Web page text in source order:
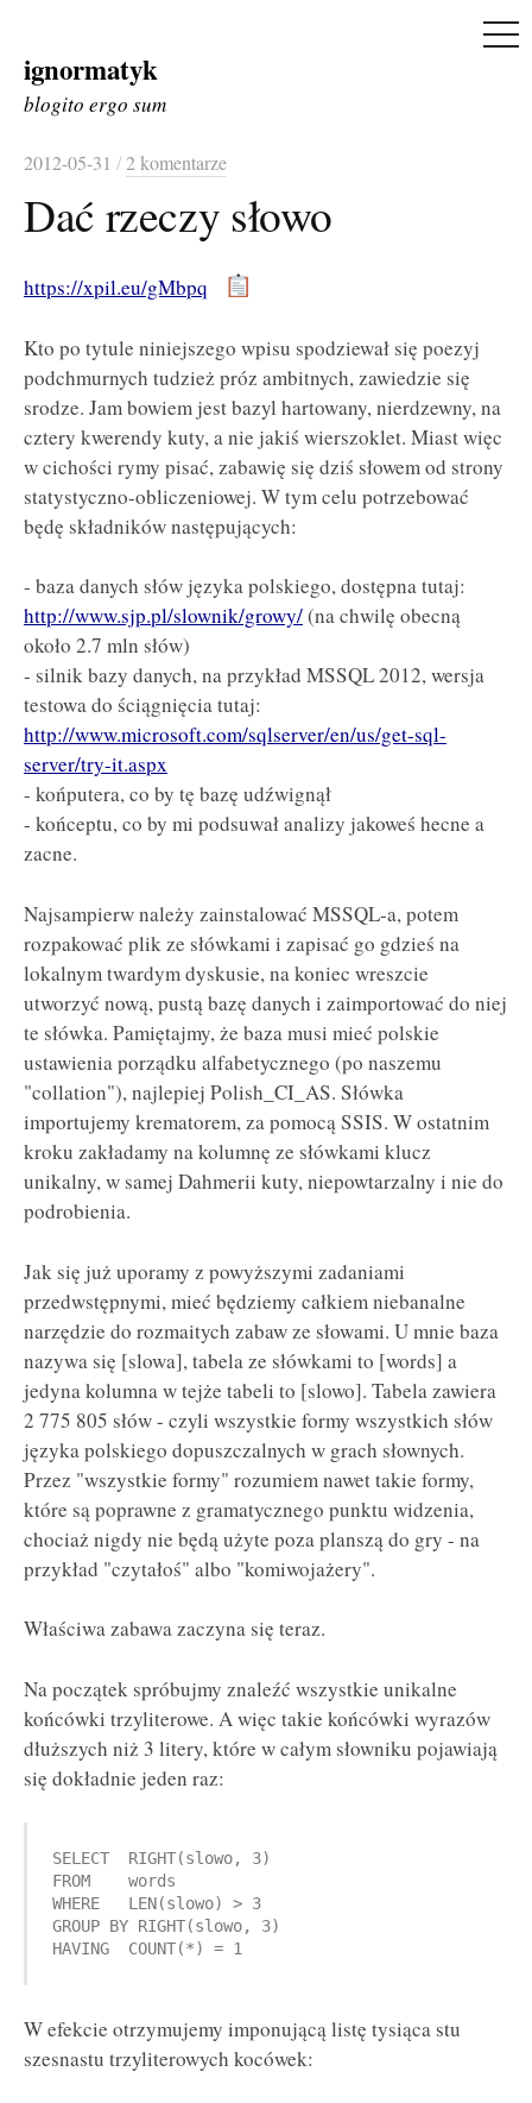
Skip
to
ignormatyk
blogito ergo sum
2012-05-31 /2 komentarze
Dać rzeczy słowo
https://xpil.eu/gMbpq
Kto po tytule niniejszego wpisu spodziewał się poezyj
podchmurnych tudzież próz ambitnych, zawiedzie się
srodze. Jam bowiem jest bazyl hartowany, nierdzewny, na
cztery kwerendy kuty, a nie jakiś wierszoklet. Miast więc
w cichości rymy pisać, zabawię się dziś słowem od strony
statystyczno-obliczeniowej. W tym celu potrzebować
będę składników następujących:
- baza danych słów języka polskiego, dostępna tutaj:
http://www.sjp.pl/slownik/growy/(na chwilę obecną
około 2.7 mln słów)
- silnik bazy danych, na przykład MSSQL 2012, wersja
testowa do ściągnięcia tutaj:
http://www.microsoft.com/sqlserver/en/us/get-sql-
server/try-it.aspx
- końputera, co by tę bazę udźwignął
- końceptu, co by mi podsuwał analizy jakoweś hecne a
zacne.
Najsampierw należy zainstalować MSSQL-a, potem
rozpakować plik ze słówkami i zapisać go gdzieś na
lokalnym twardym dyskusie, na koniec wreszcie
utworzyć nową, pustą bazę danych i zaimportować do niej
te słówka. Pamiętajmy, że baza musi mieć polskie
ustawienia porządku alfabetycznego (po naszemu
"collation"), najlepiej Polish_CI_AS. Słówka
importujemy krematorem, za pomocą SSIS. W ostatnim
kroku zakładamy na kolumnę ze słówkami klucz
unikalny, w samej Dahmerii kuty, niepowtarzalny i nie do
podrobienia.
Jak się już uporamy z powyższymi zadaniami
przedwstępnymi, mieć będziemy całkiem niebanalne
narzędzie do rozmaitych zabaw ze słowami. U mnie baza
nazywa się [slowa], tabela ze słówkami to [words] a
jedyna kolumna w tejże tabeli to [slowo]. Tabela zawiera
2 775 805 słów - czyli wszystkie formy wszystkich słów
języka polskiego dopuszczalnych w grach słownych.
Przez "wszystkie formy" rozumiem nawet takie formy,
które są poprawne z gramatycznego punktu widzenia,
chociaż nigdy nie będą użyte poza planszą do gry - na
przykład "czytałoś" albo "komiwojażery".
Właściwa zabawa zaczyna się teraz.
Na początek spróbujmy znaleźć wszystkie unikalne
końcówki trzyliterowe. A więc takie końcówki wyrazów
dłuższych niż 3 litery, które w całym słowniku pojawiają
się dokładnie jeden raz:
SELECT  RIGHT(slowo, 3)
FROM    words
WHERE   LEN(slowo) > 3
GROUP BY RIGHT(slowo, 3)
HAVING  COUNT(*) = 1
W efekcie otrzymujemy imponującą listę tysiąca stu
szesnastu trzyliterowych kocówek: